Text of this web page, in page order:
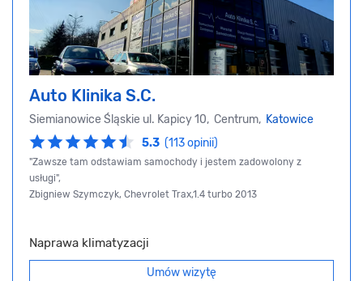
Auto Klinika S.C.
Siemianowice Śląskie ul. Kapicy 10, Centrum, Katowice
5.3 (113 opinii)
"Zawsze tam odstawiam samochody i jestem zadowolony z
usługi",
Zbigniew Szymczyk, Chevrolet Trax,1.4 turbo 2013
Naprawa klimatyzacji
Umów wizytę